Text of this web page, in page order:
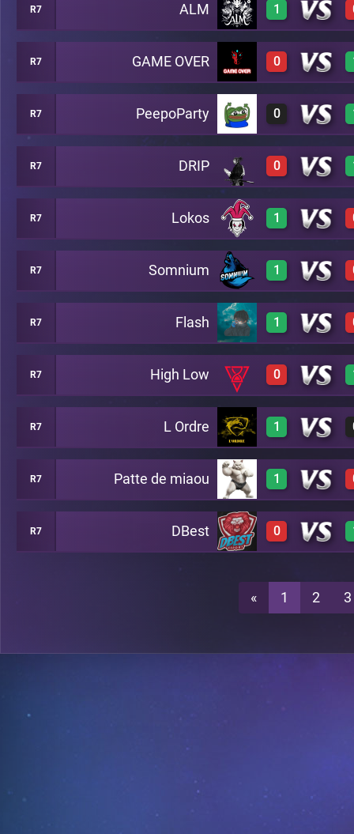
0 A1
R7 ALM 1
1 A1
R7 GAME OVER 0
0 A1
R7 PeepoParty 0
0 A1
R7 DRIP 0
0 A1
R7 Lokos 1
1 A1
R7 Somnium 1
1 A1
R7 Flash 1
1 A1
R7 High Low 0
0 A1
R7 L Ordre 1
1 A1
R7 Patte de miaou 1
1 A1
R7 DBest 0
A1
« 1 2 3